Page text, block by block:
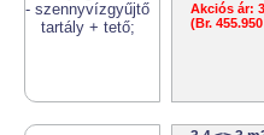
Akciós ár:
(Br.